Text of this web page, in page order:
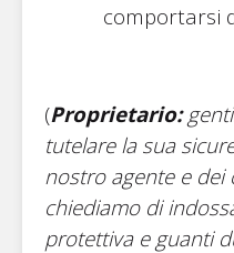
comportarsi
(Proprietario:
tutelare la sua
nostro agente e dei
chiediamo di
protettiva e guanti